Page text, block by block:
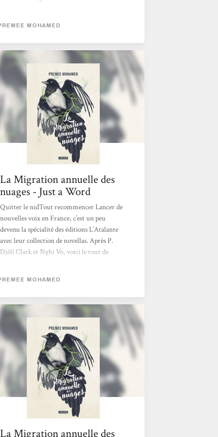
néanmoins. D'abord dans les lointains
dômes, où les plus riches se sont
apparemment réfugiés et où subsisteraient
les merveilles de l'Ancien Monde (on pense à
Exodes, de Jean-Marc Ligny). Ensuite, plus
nombreux, dans les ruines des villes, non...
MOHAMED
La Migration annuelle des
nuages - Just a Word
Quitter le nidTout recommencer Lancer de
nouvelles voix en France, c’est un peu
devenu la spécialité des éditions L’Atalante
avec leur collection de novellas. Après P.
Djèlí Clark et Nghi Vo, voici le tour de
dans l’imaginaire en 2020 avec la trilogie
Beneath the Rising avant de publier en 2021
un court récit de science-fiction post-
apocalyptique intitulé La Migration annuelle
des nuages. C’est de ce dernier, traduit par
l’excellente Marie Surgers,...
MOHAMED
La Migration annuelle des